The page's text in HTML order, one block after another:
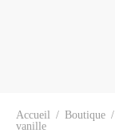
Accueil / Boutique /
vanille